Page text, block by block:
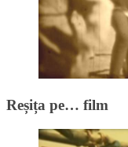
Reșița pe… film